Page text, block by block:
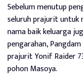
Sebelum menutup
seluruh prajurit untuk
nama baik keluarga
pengarahan,
prajurit Yonif Raider
pohon Masoya.